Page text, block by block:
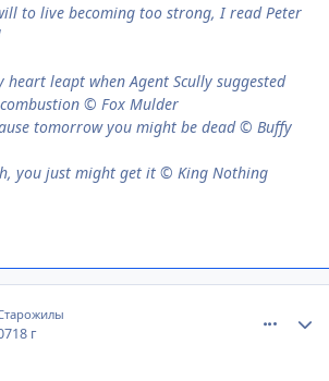
to live be­com­ing too strong, I read Peter
heart leapt when Agent Scully suggested
© Fox Mulder
tomorrow you might be dead © Buffy
you just might get it © King Nothing
18 г